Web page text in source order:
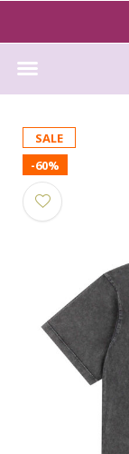
SALE
-60%